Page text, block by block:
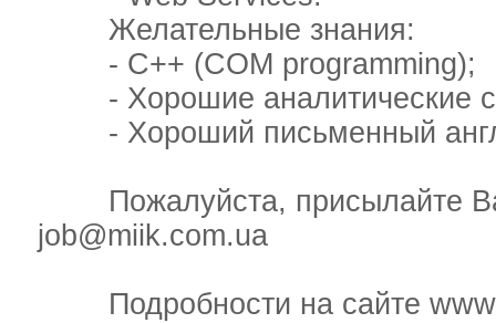
Желательные знания:
- C++ (COM programming);
- Хорошие аналитические
- Хороший письменный
Пожалуйста, присылайте
job@miik.com.ua
Подробности на сайте